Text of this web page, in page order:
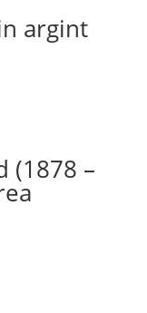
argint
(1878 –